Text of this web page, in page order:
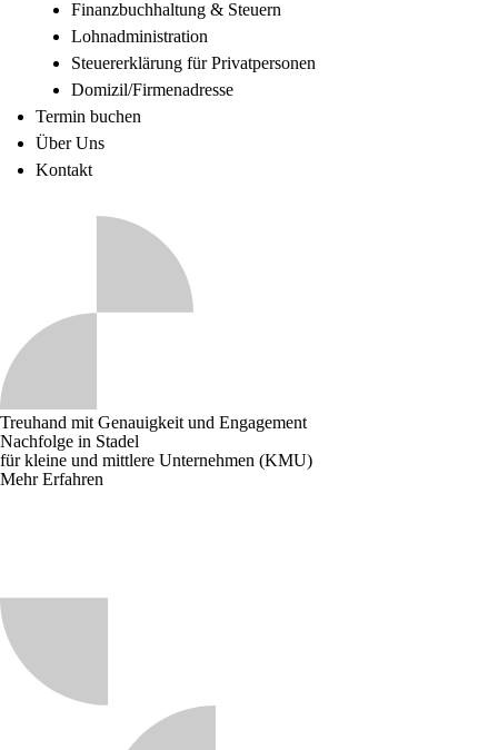
Finanzbuchhaltung & Steuern
Lohnadministration
Steuererklärung für Privatpersonen
Domizil/Firmenadresse
Termin buchen
Über Uns
Kontakt
Treuhand mit Genauigkeit und Engagement
Nachfolge in Stadel
für kleine und mittlere Unternehmen (KMU)
Mehr Erfahren